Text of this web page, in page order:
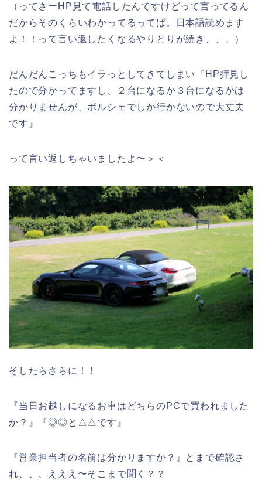
（ってさーHP見て電話したんですけどって言ってるん
だからそのくらいわかってるってば。日本語読めます
よ！！って言い返したくなるやりとりが続き、、、）
だんだんこっちもイラっとしてきてしまい『HP拝見し
たので分かってますし、２台になるか３台になるかは
分かりませんが、ポルシェでしか行かないので大丈夫
です』
って言い返しちゃいましたよ〜＞＜
そしたらさらに！！
『当日お越しになるお車はどちらのPCで買われました
か？』『◎◎と△△です』
『営業担当者の名前は分かりますか？』とまで確認さ
れ、、、えええ〜そこまで聞く？？